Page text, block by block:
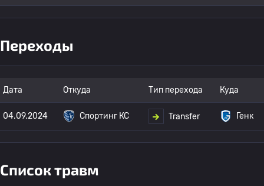
Переходы
Дата Откуда Тип перехода Куда
04.09.2024 Спортинг КС Transfer Генк
Список травм